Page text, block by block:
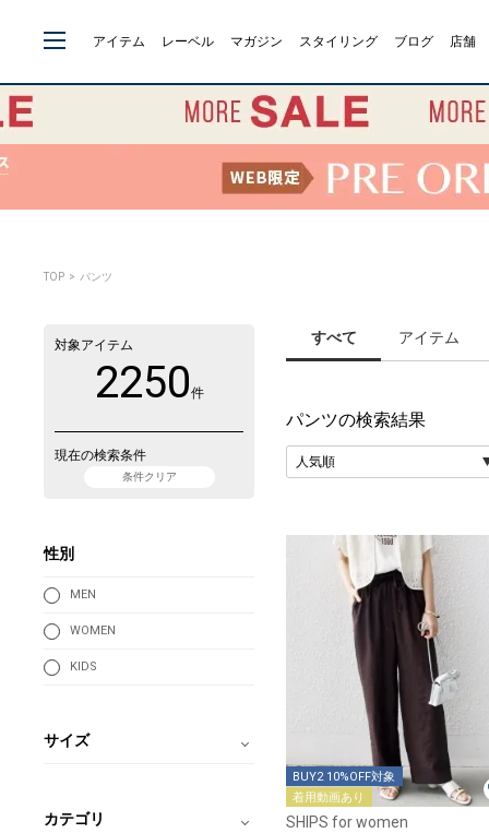
アイテム レーベル マガジン スタイリング ブログ 店舗
TOP > パンツ
すべて アイテム
パンツの検索結果
BUY2 10%OFF対象
着用動画あり
SHIPS for women
対象アイテム
2250件
現在の検索条件
条件クリア
性別
MEN
WOMEN
KIDS
サイズ
カテゴリ